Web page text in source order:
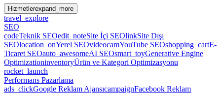
Hizmetlerexpand_more
travel_explore
SEO
codeTeknik SEOedit_noteSite İçi SEOlinkSite Dışı
SEOlocation_onYerel SEOvideocamYouTube SEOshopping_cartE-
Ticaret SEOauto_awesomeAI SEOsmart_toyGenerative Engine
OptimizationinventoryÜrün ve Kategori Optimizasyonu
rocket_launch
Performans Pazarlama
ads_clickGoogle Reklam AjansıcampaignFacebook Reklam